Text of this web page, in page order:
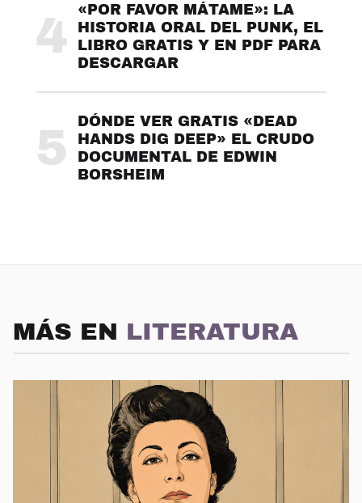
4
«POR FAVOR MÁTAME»: LA
HISTORIA ORAL DEL PUNK, EL
LIBRO GRATIS Y EN PDF PARA
DESCARGAR
5
DÓNDE VER GRATIS «DEAD
HANDS DIG DEEP» EL CRUDO
DOCUMENTAL DE EDWIN
BORSHEIM
MÁS EN LITERATURA